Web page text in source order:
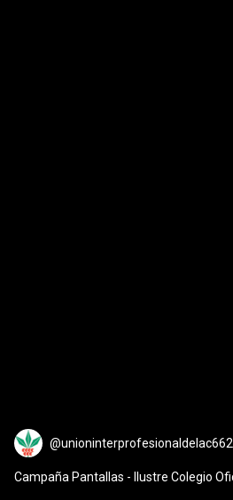
Campaña Pantallas - Ilustre Colegio